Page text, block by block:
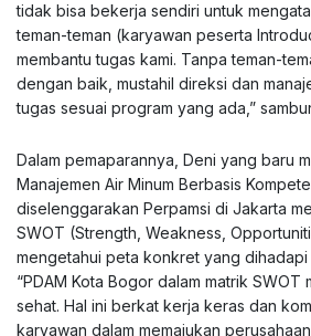
tidak bisa bekerja sendiri untuk
teman-teman (karyawan peserta
membantu tugas kami. Tanpa teman-
dengan baik, mustahil direksi dan
tugas sesuai program yang ada,”
Dalam pemaparannya, Deni yang baru
Manajemen Air Minum Berbasis
diselenggarakan Perpamsi di Jakarta
SWOT (Strength, Weakness,
mengetahui peta konkret yang dihadapi
“PDAM Kota Bogor dalam matrik SWOT
sehat. Hal ini berkat kerja keras dan
karyawan dalam memajukan